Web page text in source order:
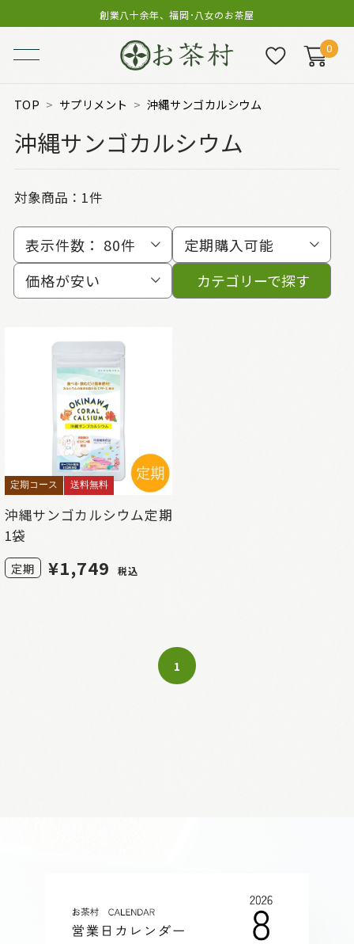
創業八十余年、福岡･八女のお茶屋
0
TOP サプリメント 沖縄サンゴカルシウム
沖縄サンゴカルシウム
対象商品： 1件
表示件数： 80件
定期購入可能
価格が安い
カテゴリーで探す
定期コース 送料無料
沖縄サンゴカルシウム定期
1袋
定期 ¥1,749 税込
1